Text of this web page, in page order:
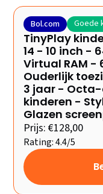
Bol.com Goede
TinyPlay
14 - 10 inch -
Virtual RAM
Ouderlijk
3 jaar -
kinderen -
Glazen
Prijs: €128,00
Rating: 4.4/5